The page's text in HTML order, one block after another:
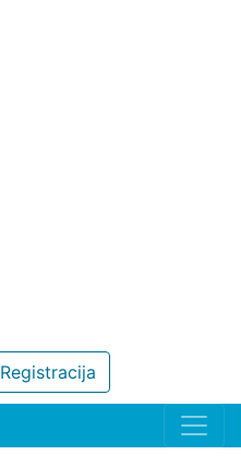
Registracija